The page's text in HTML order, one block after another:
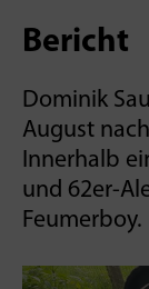
Bericht
Dominik
August
Innerhalb
und 62er-
Feumerboy.